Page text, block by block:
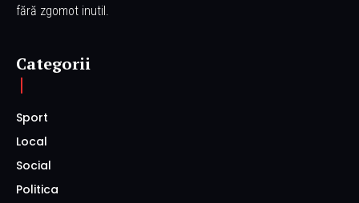
fără zgomot inutil.
Categorii
Sport
Local
Social
Politica